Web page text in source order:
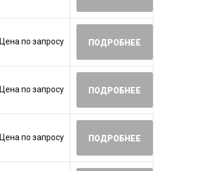
Цена по запросу ПОДРОБНЕЕ
Цена по запросу ПОДРОБНЕЕ
Цена по запросу ПОДРОБНЕЕ